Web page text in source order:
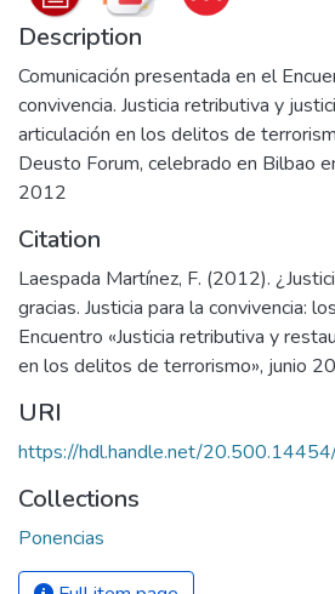
Description
Comunicación presentada en el
convivencia. Justicia retributiva y
articulación en los delitos de
Deusto Forum, celebrado en Bilbao
2012
Citation
Laespada Martínez, F. (2012).
gracias. Justicia para la convivencia:
Encuentro «Justicia retributiva y
en los delitos de terrorismo», junio
URI
https://hdl.handle.net/
Collections
Ponencias